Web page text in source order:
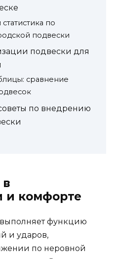
по
подвески
подвески для
сравнение
по внедрению
и комфорте
функцию
и ударов,
по неровной